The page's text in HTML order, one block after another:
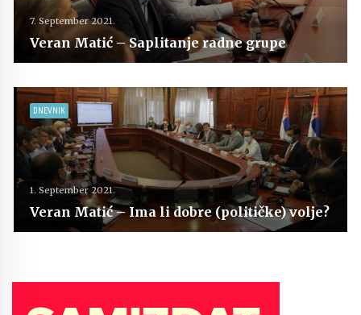
7. September 2021.
Veran Matić – Saplitanje radne grupe
DNEVNIK
1. September 2021.
Veran Matić – Ima li dobre (političke) volje?